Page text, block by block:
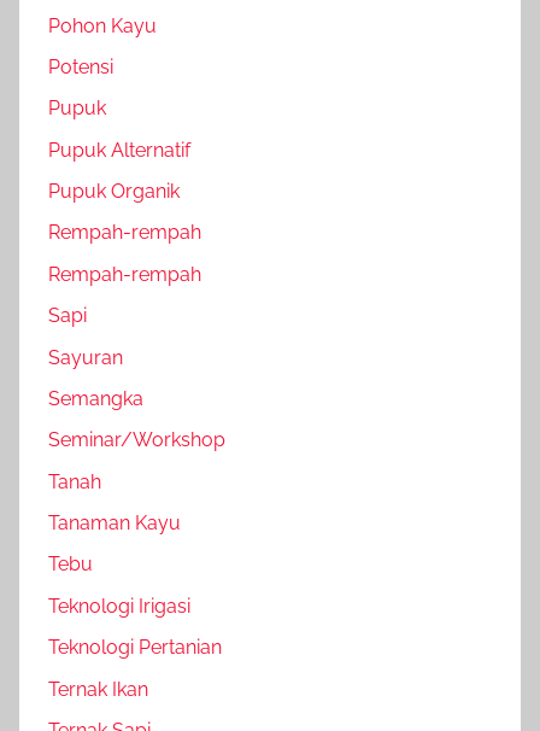
Pohon Kayu
Potensi
Pupuk
Pupuk Alternatif
Pupuk Organik
Rempah-rempah
Rempah-rempah
Sapi
Sayuran
Semangka
Seminar/Workshop
Tanah
Tanaman Kayu
Tebu
Teknologi Irigasi
Teknologi Pertanian
Ternak Ikan